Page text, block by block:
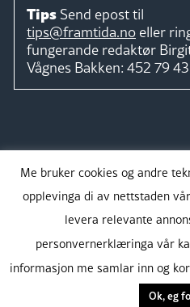
Tips Send epost til
tips@framtida.no eller
fungerande redaktør
Vågnes Bakken: 452 79
Takk
Me bruker cookies og andre
opplevinga di av nettstaden
levera relevante
personvernerklæringa vår
informasjon me samlar inn og
Ok, eg